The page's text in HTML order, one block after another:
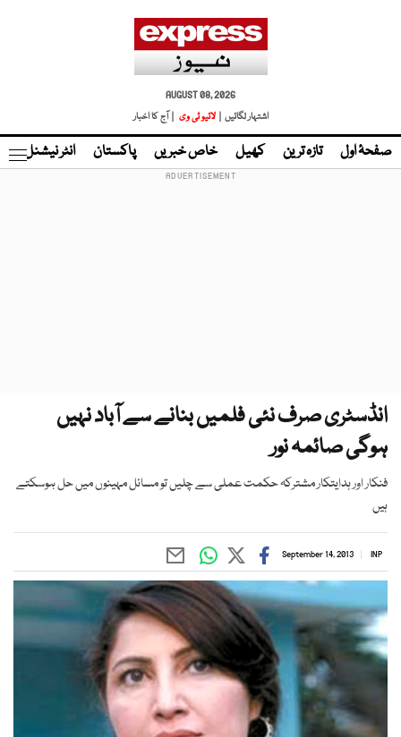
AUGUST 08, 2026
اشتہار لگائیں |
لائیو ٹی وی | آج کا اخبار
صفحۂ اول تازہ ترین کھیل خاص خبریں پاکستان انٹر نیشنل
انڈسٹری صرف نئی فلمیں بنانے سے آباد نہیں
ہوگی صائمہ نور
فنکار اور ہدایتکار مشترکہ حکمت عملی سے چلیں تو مسائل مہینوں میں حل ہوسکتے
ہیں
INP
September 14, 2013